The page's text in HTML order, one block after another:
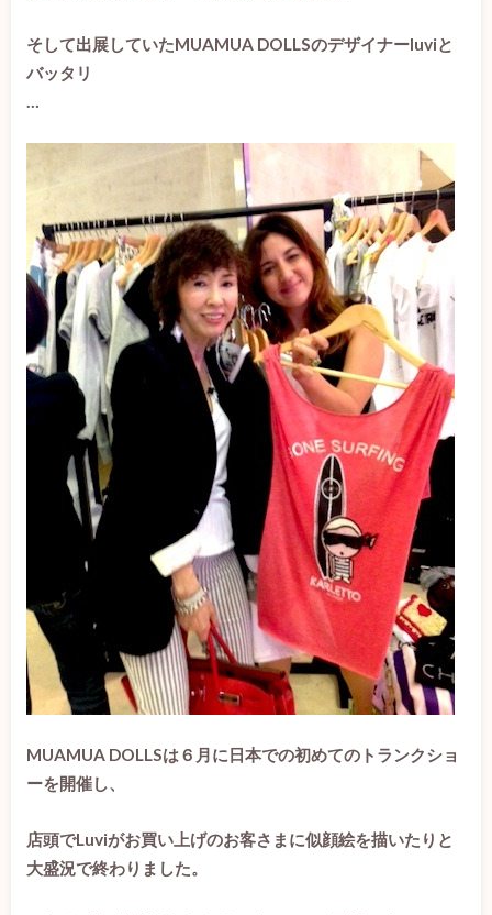
そして出展していたMUAMUA DOLLSのデザイナーluviと
バッタリ
…
MUAMUA DOLLSは６月に日本での初めてのトランクショ
ーを開催し、
店頭でLuviがお買い上げのお客さまに似顔絵を描いたりと
大盛況で終わりました。